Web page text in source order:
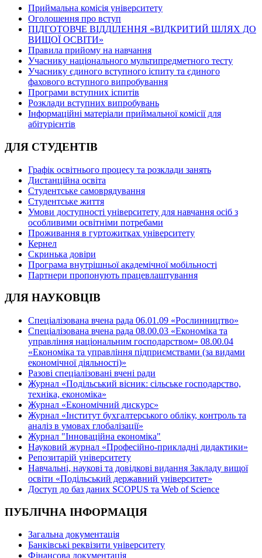
Приймальна комісія університету
Оголошення про вступ
ПІДГОТОВЧЕ ВІДДІЛЕННЯ «ВІДКРИТИЙ ШЛЯХ ДО
ВИЩОЇ ОСВІТИ»
Правила прийому на навчання
Учаснику національного мультипредметного тесту
Учаснику єдиного вступного іспиту та єдиного
фахового вступного випробування
Програми вступних іспитів
Розклади вступних випробувань
Інформаційні матеріали приймальної комісії для
абітурієнтів
ДЛЯ СТУДЕНТІВ
Графік освітнього процесу та розклади занять
Дистанційна освіта
Студентське самоврядування
Студентське життя
Умови доступності університету для навчання осіб з
особливими освітніми потребами
Проживання в гуртожитках університету
Кернел
Скринька довіри
Програма внутрішньої академічної мобільності
Партнери пропонують працевлаштування
ДЛЯ НАУКОВЦІВ
Спеціалізована вчена рада 06.01.09 «Рослинництво»
Спеціалізована вчена рада 08.00.03 «Економіка та
управління національним господарством» 08.00.04
«Економіка та управління підприємствами (за видами
економічної діяльності)»
Разові спеціалізовані вчені ради
Журнал «Подільський вісник: сільське господарство,
техніка, економіка»
Журнал «Економічний дискурс»
Журнал «Інститут бухгалтерського обліку, контроль та
аналіз в умовах глобалізації»
Журнал "Інноваційна економіка"
Науковий журнал «Професійно-прикладні дидактики»
Репозитарій університету
Навчальні, наукові та довідкові видання Закладу вищої
освіти «Подільський державний університет»
Доступ до баз даних SCOPUS та Web of Science
ПУБЛІЧНА ІНФОРМАЦІЯ
Загальна документація
Банківські реквізити університету
Фінансова документація